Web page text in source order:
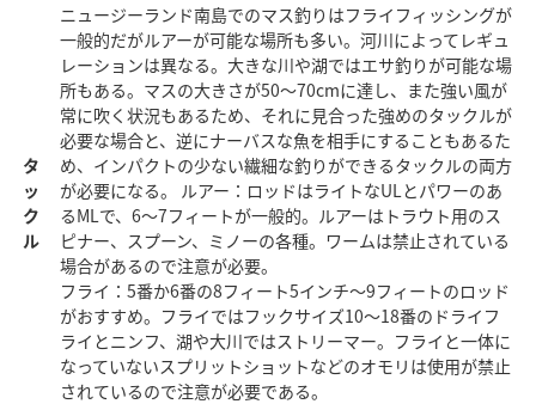
タ
ッ
ク
ル
ニュージーランド南島でのマス釣りはフライフィッシングが
一般的だがルアーが可能な場所も多い。河川によってレギュ
レーションは異なる。大きな川や湖ではエサ釣りが可能な場
所もある。マスの大きさが50～70cmに達し、また強い風が
常に吹く状況もあるため、それに見合った強めのタックルが
必要な場合と、逆にナーバスな魚を相手にすることもあるた
め、インパクトの少ない繊細な釣りができるタックルの両方
が必要になる。 ルアー：ロッドはライトなULとパワーのあ
るMLで、6～7フィートが一般的。ルアーはトラウト用のス
ピナー、スプーン、ミノーの各種。ワームは禁止されている
場合があるので注意が必要。
フライ：5番か6番の8フィート5インチ～9フィートのロッド
がおすすめ。フライではフックサイズ10～18番のドライフ
ライとニンフ、湖や大川ではストリーマー。フライと一体に
なっていないスプリットショットなどのオモリは使用が禁止
されているので注意が必要である。